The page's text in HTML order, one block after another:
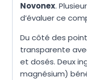
Novonex.
d’évaluer ce
Du côté des
transparente
et dosés. Deux
magnésium)